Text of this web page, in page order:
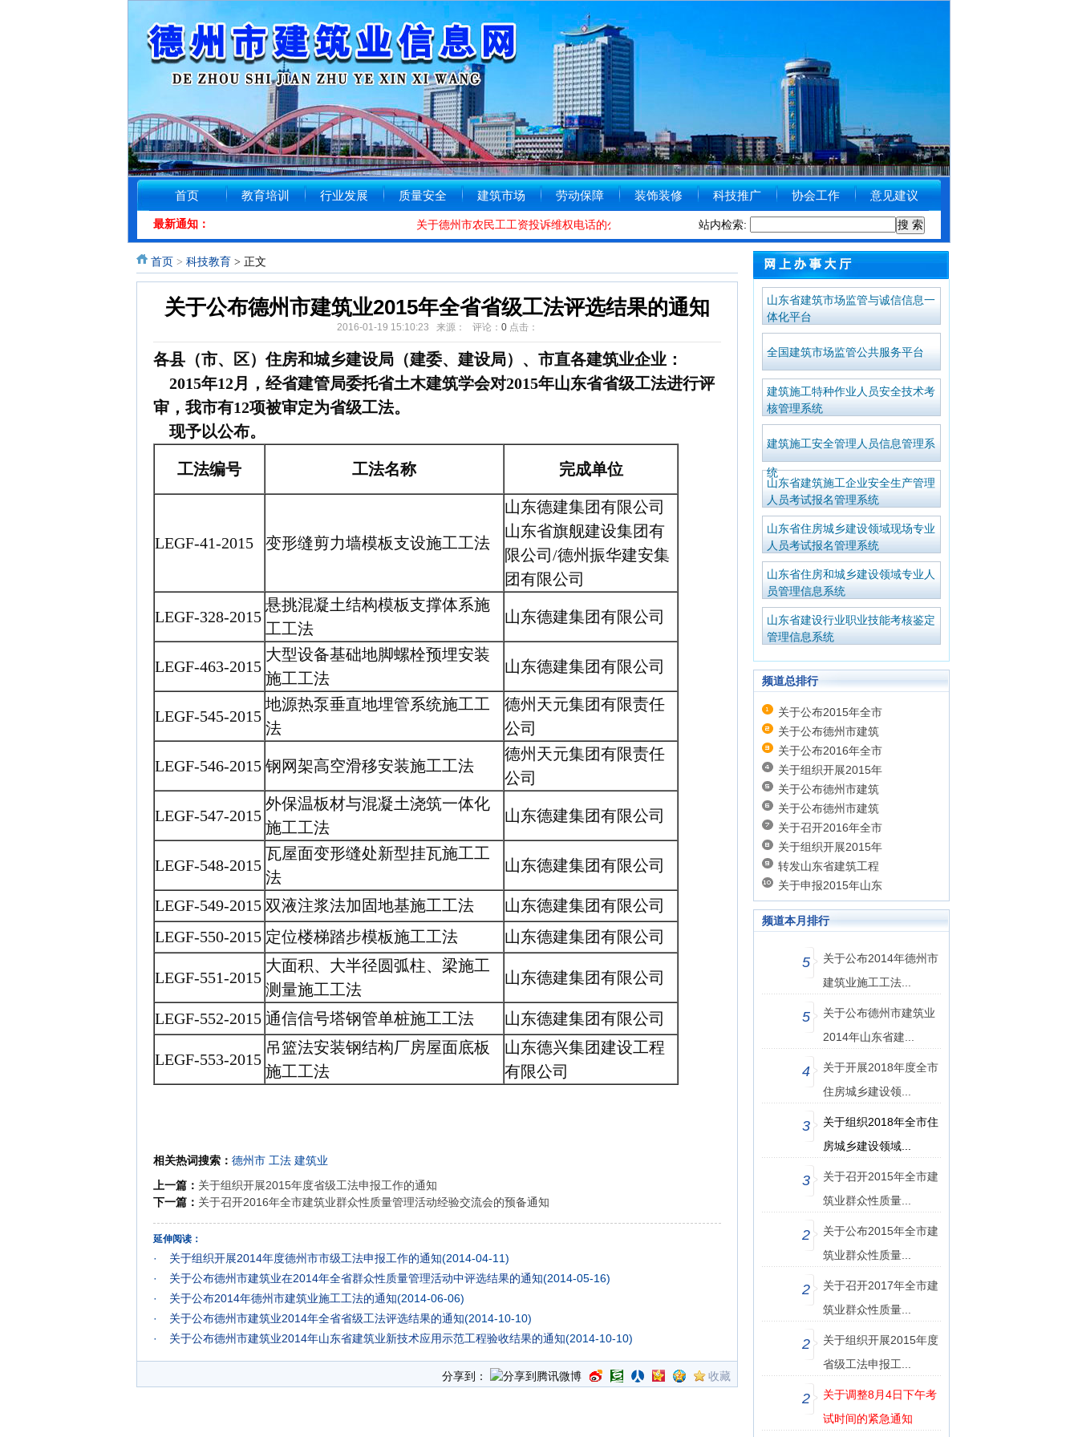
首页 教育培训 行业发展 质量安全 建筑市场 劳动保障 装饰装修 科技推广 协会工作 意见建议
站内检索:
最新通知： 关于德州市农民工工资投诉维权电话的公告[2020-01-08] 德州市住房和城乡建设局关于受理举报涉黑涉恶线索的公告
首页 > 科技教育 > 正文
关于公布德州市建筑业2015年全省省级工法评选结果的通知
2016-01-19 15:10:23 来源： 评论： 0点击：
各县（市、区）住房和城乡建设局（建委、建设局）、市直各建筑业企业：
2015年12月，经省建管局委托省土木建筑学会对2015年山东省省级工法进行评
审，我市有12项被审定为省级工法。
现予以公布。
工法编号 工法名称 完成单位
LEGF-41-2015 变形缝剪力墙模板支设施工工法
山东德建集团有限公司
山东省旗舰建设集团有
限公司/德州振华建安集
团有限公司
LEGF-328-2015
悬挑混凝土结构模板支撑体系施
工工法
山东德建集团有限公司
LEGF-463-2015
大型设备基础地脚螺栓预埋安装
施工工法
山东德建集团有限公司
LEGF-545-2015
地源热泵垂直地埋管系统施工工
法
德州天元集团有限责任
公司
LEGF-546-2015 钢网架高空滑移安装施工工法
德州天元集团有限责任
公司
LEGF-547-2015
外保温板材与混凝土浇筑一体化
施工工法
山东德建集团有限公司
LEGF-548-2015
瓦屋面变形缝处新型挂瓦施工工
法
山东德建集团有限公司
LEGF-549-2015 双液注浆法加固地基施工工法
山东德建集团有限公司
LEGF-550-2015 定位楼梯踏步模板施工工法 山东德建集团有限公司
LEGF-551-2015
大面积、大半径圆弧柱、梁施工
测量施工工法
山东德建集团有限公司
LEGF-552-2015 通信信号塔钢管单桩施工工法 山东德建集团有限公司
LEGF-553-2015
吊篮法安装钢结构厂房屋面底板
施工工法
山东德兴集团建设工程
有限公司
相关热词搜索： 德州市 工法 建筑业
上一篇： 关于组织开展2015年度省级工法申报工作的通知
下一篇： 关于召开2016年全市建筑业群众性质量管理活动经验交流会的预备通知
延伸阅读：
· 关于组织开展2014年度德州市市级工法申报工作的通知(2014-04-11)
·
关于公布德州市建筑业在2014年全省群众性质量管理活动中评选结果的通知(2014-05-16)
·
关于公布2014年德州市建筑业施工工法的通知(2014-06-06)
·
关于公布德州市建筑业2014年全省省级工法评选结果的通知(2014-10-10)
·
关于公布德州市建筑业2014年山东省建筑业新技术应用示范工程验收结果的通知(2014-10-10)
分享到： 收藏
山东省建筑市场监管与诚信信息一
体化平台
全国建筑市场监管公共服务平台
建筑施工特种作业人员安全技术考
核管理系统
建筑施工安全管理人员信息管理系
统
山东省建筑施工企业安全生产管理
人员考试报名管理系统
山东省住房城乡建设领域现场专业
人员考试报名管理系统
山东省住房和城乡建设领域专业人
员管理信息系统
山东省建设行业职业技能考核鉴定
管理信息系统
频道总排行
关于公布2015年全市
关于公布德州市建筑
关于公布2016年全市
关于组织开展2015年
关于公布德州市建筑
关于公布德州市建筑
关于召开2016年全市
关于组织开展2015年
转发山东省建筑工程
关于申报2015年山东
频道本月排行
5
关于公布2014年德州市
建筑业施工工法...
5
关于公布德州市建筑业
2014年山东省建...
4
关于开展2018年度全市
住房城乡建设领...
3
关于组织2018年全市住
房城乡建设领域...
3
关于召开2015年全市建
筑业群众性质量...
2
关于公布2015年全市建
筑业群众性质量...
2
关于召开2017年全市建
筑业群众性质量...
2
关于组织开展2015年度
省级工法申报工...
2
关于调整8月4日下午考
试时间的紧急通知